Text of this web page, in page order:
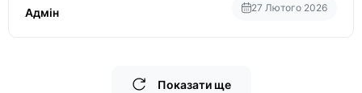
Адмін 27 Лютого 2026
Показати ще